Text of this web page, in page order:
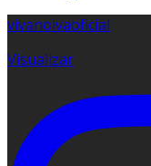
vivanoivaoficial
Visualizar